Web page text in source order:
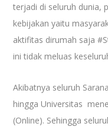
terjadi di seluruh dunia,
kebijakan yaitu
aktifitas dirumah saja
ini tidak meluas
Akibatnya seluruh
hingga Universitas
(Online). Sehingga